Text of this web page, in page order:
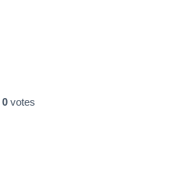
0 votes